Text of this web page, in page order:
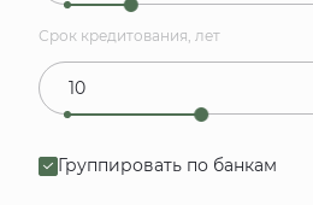
Срок кредитования, лет
Группировать по банкам